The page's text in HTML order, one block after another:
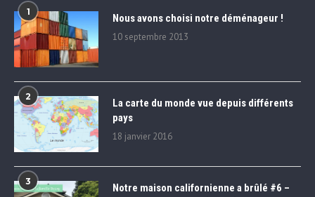
1 Nous avons choisi notre déménageur !
10 septembre 2013
2
La carte du monde vue depuis différents
pays
18 janvier 2016
3
Notre maison californienne a brûlé #6 –